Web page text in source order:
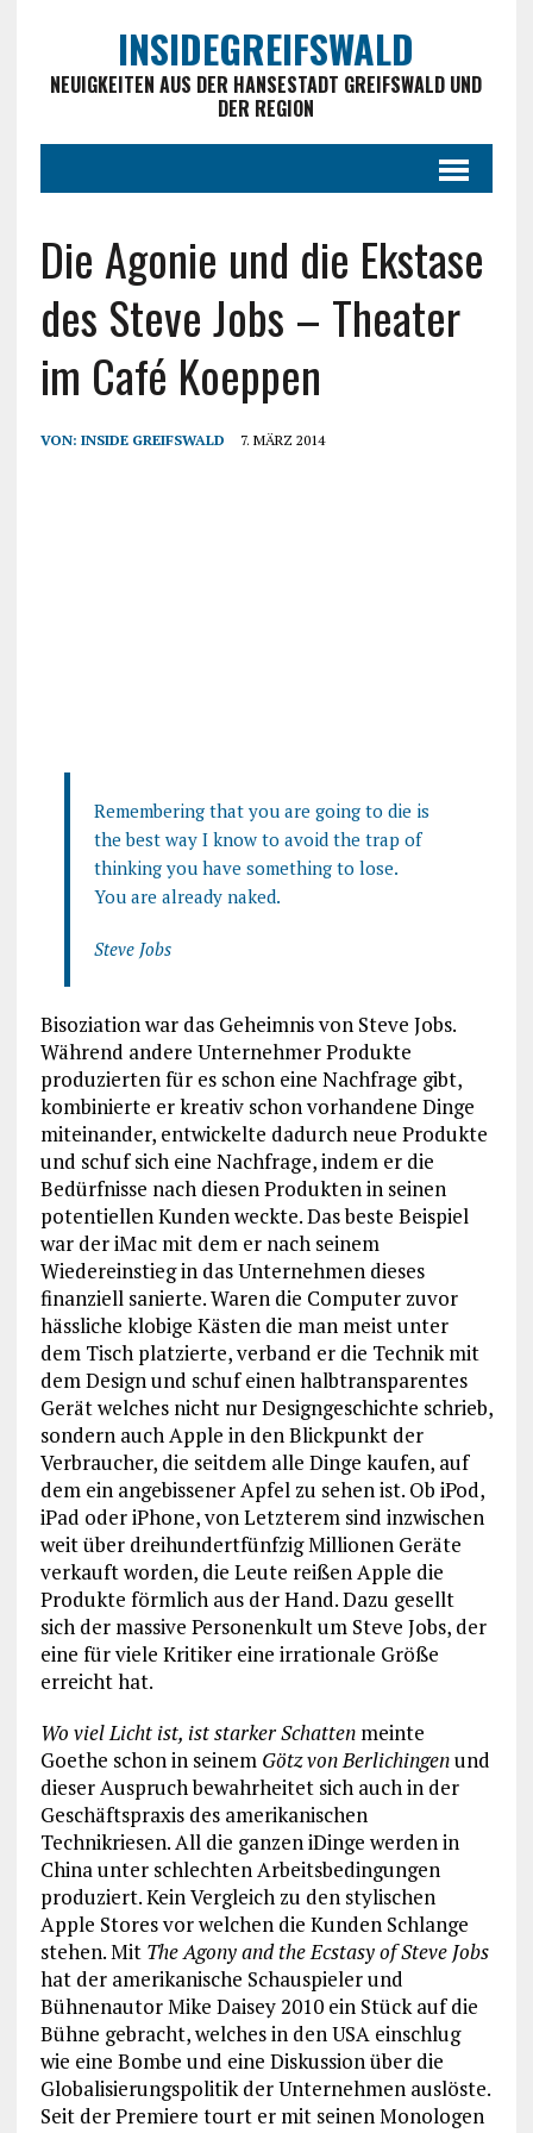
INSIDEGREIFSWALD
NEUIGKEITEN AUS DER HANSESTADT GREIFSWALD UND
DER REGION
Die Agonie und die Ekstase
des Steve Jobs – Theater
im Café Koeppen
VON: INSIDE GREIFSWALD 7. MÄRZ 2014
Remembering that you are going to die is
the best way I know to avoid the trap of
thinking you have something to lose.
You are already naked.
Steve Jobs
Bisoziation war das Geheimnis von Steve Jobs.
Während andere Unternehmer Produkte
produzierten für es schon eine Nachfrage gibt,
kombinierte er kreativ schon vorhandene Dinge
miteinander, entwickelte dadurch neue Produkte
und schuf sich eine Nachfrage, indem er die
Bedürfnisse nach diesen Produkten in seinen
potentiellen Kunden weckte. Das beste Beispiel
war der iMac mit dem er nach seinem
Wiedereinstieg in das Unternehmen dieses
finanziell sanierte. Waren die Computer zuvor
hässliche klobige Kästen die man meist unter
dem Tisch platzierte, verband er die Technik mit
dem Design und schuf einen halbtransparentes
Gerät welches nicht nur Designgeschichte schrieb,
sondern auch Apple in den Blickpunkt der
Verbraucher, die seitdem alle Dinge kaufen, auf
dem ein angebissener Apfel zu sehen ist. Ob iPod,
iPad oder iPhone, von Letzterem sind inzwischen
weit über dreihundertfünfzig Millionen Geräte
verkauft worden, die Leute reißen Apple die
Produkte förmlich aus der Hand. Dazu gesellt
sich der massive Personenkult um Steve Jobs, der
eine für viele Kritiker eine irrationale Größe
erreicht hat.
Wo viel Licht ist, ist starker Schattenmeinte
Goethe schon in seinem Götz von Berlichingenund
dieser Auspruch bewahrheitet sich auch in der
Geschäftspraxis des amerikanischen
Technikriesen. All die ganzen iDinge werden in
China unter schlechten Arbeitsbedingungen
produziert. Kein Vergleich zu den stylischen
Apple Stores vor welchen die Kunden Schlange
stehen. Mit The Agony and the Ecstasy of Steve Jobs
hat der amerikanische Schauspieler und
Bühnenautor Mike Daisey 2010 ein Stück auf die
Bühne gebracht, welches in den USA einschlug
wie eine Bombe und eine Diskussion über die
Globalisierungspolitik der Unternehmen auslöste.
Seit der Premiere tourt er mit seinen Monologen